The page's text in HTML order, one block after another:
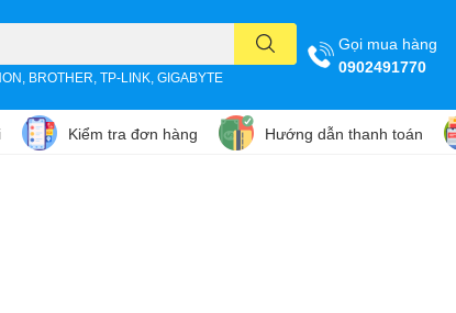
BROTHER, TP-LINK, GIGABYTE
Gọi mua hàng
0902491770
Kiểm tra đơn hàng Hướng dẫn thanh toán